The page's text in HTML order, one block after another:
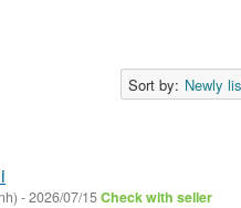
Sort by: Newly
-2026/07/15Check with seller